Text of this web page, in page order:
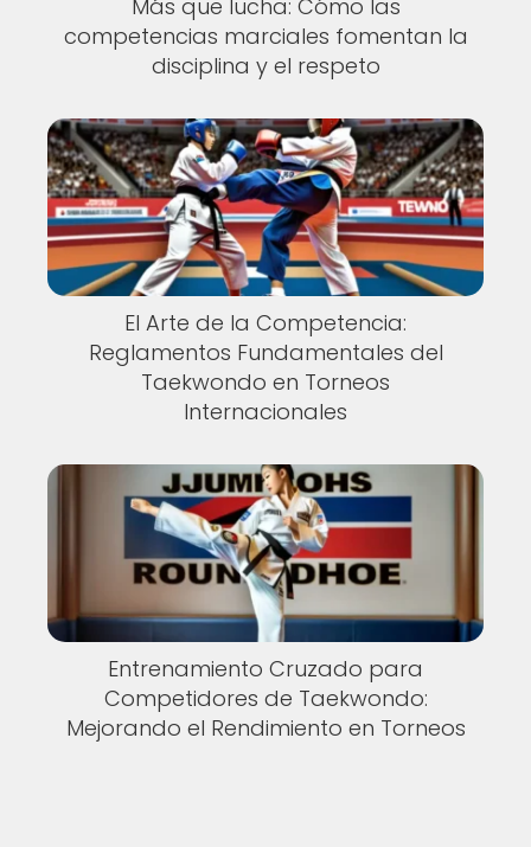
Más que lucha: Cómo las
competencias marciales fomentan la
disciplina y el respeto
El Arte de la Competencia:
Reglamentos Fundamentales del
Taekwondo en Torneos
Internacionales
Entrenamiento Cruzado para
Competidores de Taekwondo:
Mejorando el Rendimiento en Torneos